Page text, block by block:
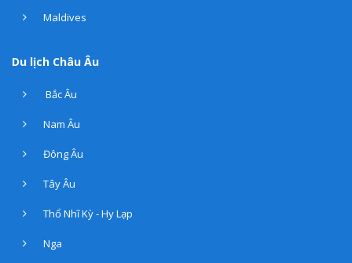
Maldives
Du lịch Châu Âu
Bắc Âu
Nam Âu
Đông Âu
Tây Âu
Thổ Nhĩ Kỳ - Hy Lạp
Nga